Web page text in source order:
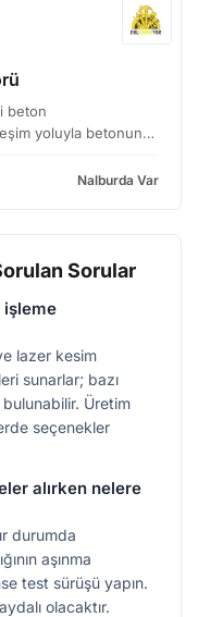
beton
yoluyla betonun
vibratörleri…
Nalburda Var
Sorular
işleme
lazer kesim
sunarlar; bazı
Üretim
seçenekler
alırken nelere
durumda
aşınma
test sürüşü yapın.
olacaktır.